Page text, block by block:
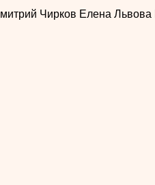
Чирков Елена Львова